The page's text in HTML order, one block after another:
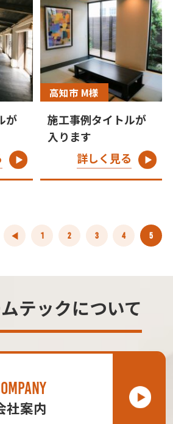
が
高知市 M様
施工事例タイトルが
入ります
詳しく見る
1 2 3 4 5
テックについて
社案内